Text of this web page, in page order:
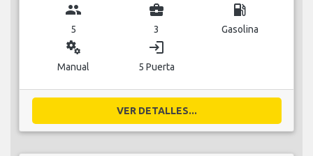
group
5
business_center
3
local_gas_station
Gasolina
miscellaneous_services
Manual
login
5 Puerta
VER DETALLES...